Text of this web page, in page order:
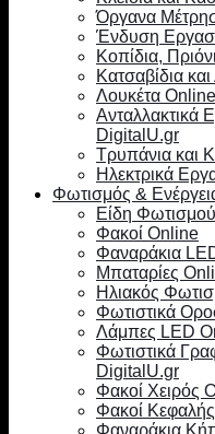
Όργανα
Ένδυση
Κοπίδια,
Κατσαβίδια
Λουκέτα
Ανταλλακτικά
DigitalU.gr
Τρυπάνια και
Ηλεκτρικά
Φωτισμός &
Είδη
Φακοί Online
Φαναράκια
Μπαταρίες
Ηλιακός
Φωτιστικά
Λάμπες LED
Φωτιστικά
DigitalU.gr
Φακοί Χειρός
Φακοί